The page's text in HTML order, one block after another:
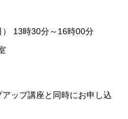
） 13時30分～16時00分
ップ講座と同時にお申し込